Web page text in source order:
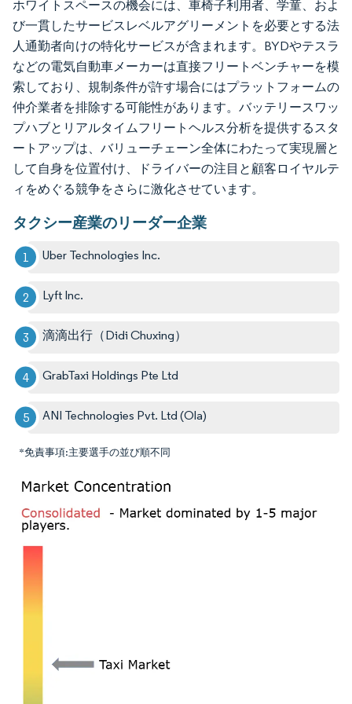
ホワイトスペースの機会には、車椅子利用者、学童、およ
び一貫したサービスレベルアグリーメントを必要とする法
人通勤者向けの特化サービスが含まれます。BYDやテスラ
などの電気自動車メーカーは直接フリートベンチャーを模
索しており、規制条件が許す場合にはプラットフォームの
仲介業者を排除する可能性があります。バッテリースワッ
プハブとリアルタイムフリートヘルス分析を提供するスタ
ートアップは、バリューチェーン全体にわたって実現層と
して自身を位置付け、ドライバーの注目と顧客ロイヤルテ
ィをめぐる競争をさらに激化させています。
タクシー産業のリーダー企業
Uber Technologies Inc.
Lyft Inc.
滴滴出行（Didi Chuxing）
GrabTaxi Holdings Pte Ltd
ANI Technologies Pvt. Ltd (Ola)
*免責事項:主要選手の並び順不同